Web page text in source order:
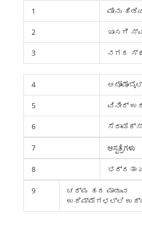
1 ಮೀನು
2 ಖಾಸಗಿ
3 ನಗರ
4
5 ವಿನೀರ್
6
7 ಆಸ್ಪತ್ರೆಗಳು
8
9
ಚರ್ಮ ಹದ ಮಾಡುವ
ಉದಿಮ್ಮೆಗಳಲ್ಲಿ